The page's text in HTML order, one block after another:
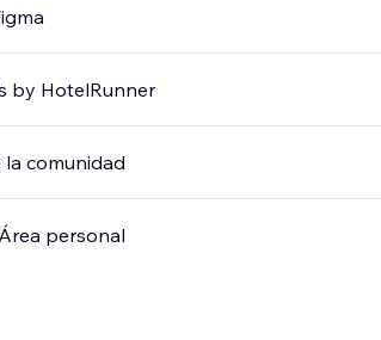
by HotelRunner
comunidad
personal